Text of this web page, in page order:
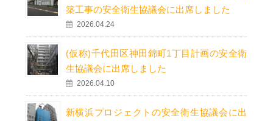
築工事の安全衛生協議会に出席しました
2026.04.24
(仮称)千代田区神田錦町1丁目計画の安全衛
生協議会に出席しました
2026.04.10
新横浜プロジェクトの安全衛生協議会に出